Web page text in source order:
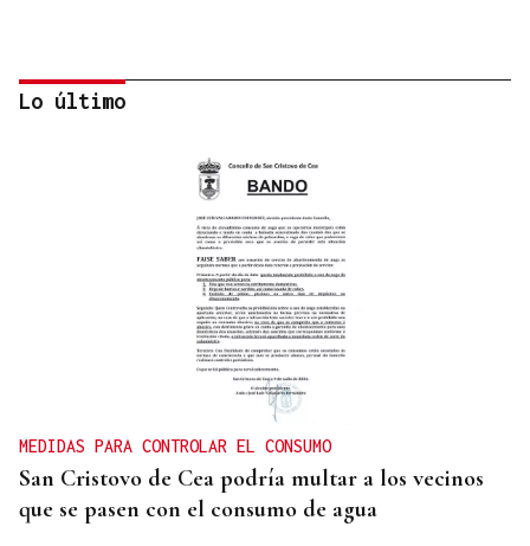
27 PUNTOS EN GALICIA
La Guardia Civil desplegará un dispositivo por el
eclipse con más de 24.000 agentes
Lo último
MEDIDAS PARA CONTROLAR EL CONSUMO
San Cristovo de Cea podría multar a los vecinos
que se pasen con el consumo de agua